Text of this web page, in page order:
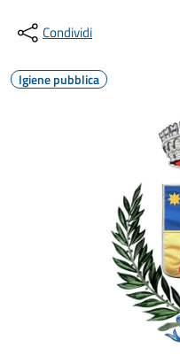
Condividi
Igiene pubblica